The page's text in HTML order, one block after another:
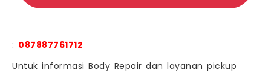
: 087887761712
Untuk informasi Body Repair dan layanan pickup